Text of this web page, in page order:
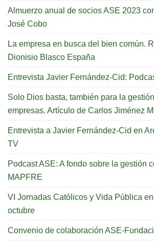
Almuerzo anual de socios ASE 2023
José Cobo
La empresa en busca del bien común.
Dionisio Blasco España
Entrevista Javier Fernández-Cid:
Solo Dios basta, también para la
empresas. Artículo de Carlos Jiménez
Entrevista a Javier Fernández-Cid en
TV
Podcast ASE: A fondo sobre la gestión
MAPFRE
VI Jornadas Católicos y Vida Pública
octubre
Convenio de colaboración ASE-